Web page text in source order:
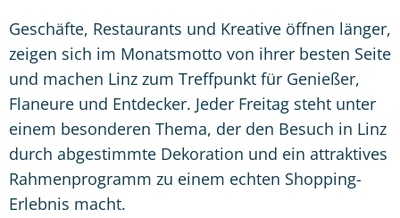
Geschäfte, Restaurants und Kreative öffnen länger,
zeigen sich im Monatsmotto von ihrer besten Seite
und machen Linz zum Treffpunkt für Genießer,
Flaneure und Entdecker. Jeder Freitag steht unter
einem besonderen Thema, der den Besuch in Linz
durch abgestimmte Dekoration und ein attraktives
Rahmenprogramm zu einem echten Shopping-
Erlebnis macht.